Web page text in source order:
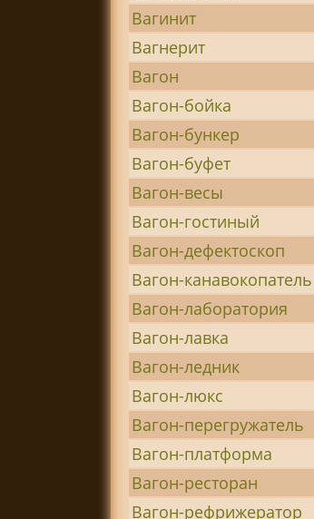
Вагинит
Вагнерит
Вагон
Вагон-бойка
Вагон-бункер
Вагон-буфет
Вагон-весы
Вагон-гостиный
Вагон-дефектоскоп
Вагон-канавокопатель
Вагон-лаборатория
Вагон-лавка
Вагон-ледник
Вагон-люкс
Вагон-перегружатель
Вагон-платформа
Вагон-ресторан
Вагон-рефрижератор